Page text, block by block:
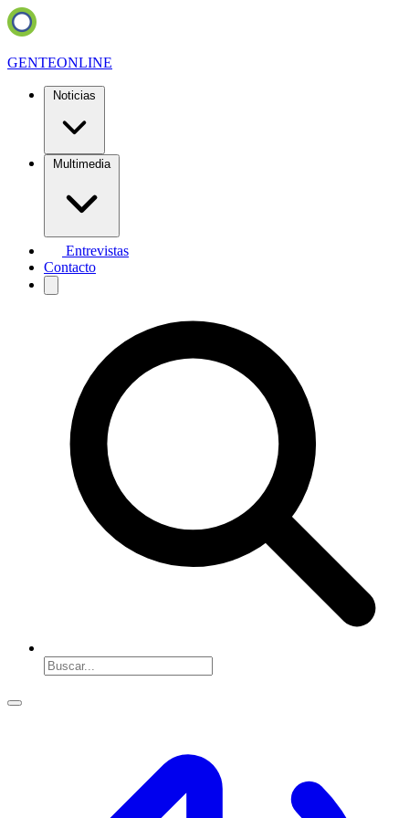
GENTEONLINE
Noticias
Multimedia
Entrevistas
Contacto